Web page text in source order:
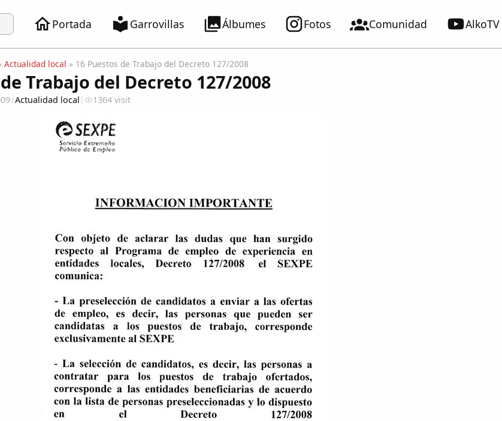
Portada Garrovillas Álbumes Fotos Comunidad AlkoTV
Actualidad local » 16 Puestos de Trabajo del Decreto 127/2008
Trabajo del Decreto 127/2008
| Actualidad local | 1364 visit